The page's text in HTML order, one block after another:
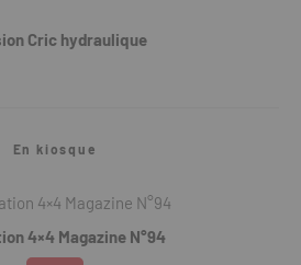
Cric hydraulique
En kiosque
4×4 Magazine N°94